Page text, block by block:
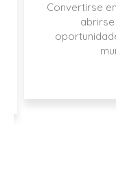
Convertirse